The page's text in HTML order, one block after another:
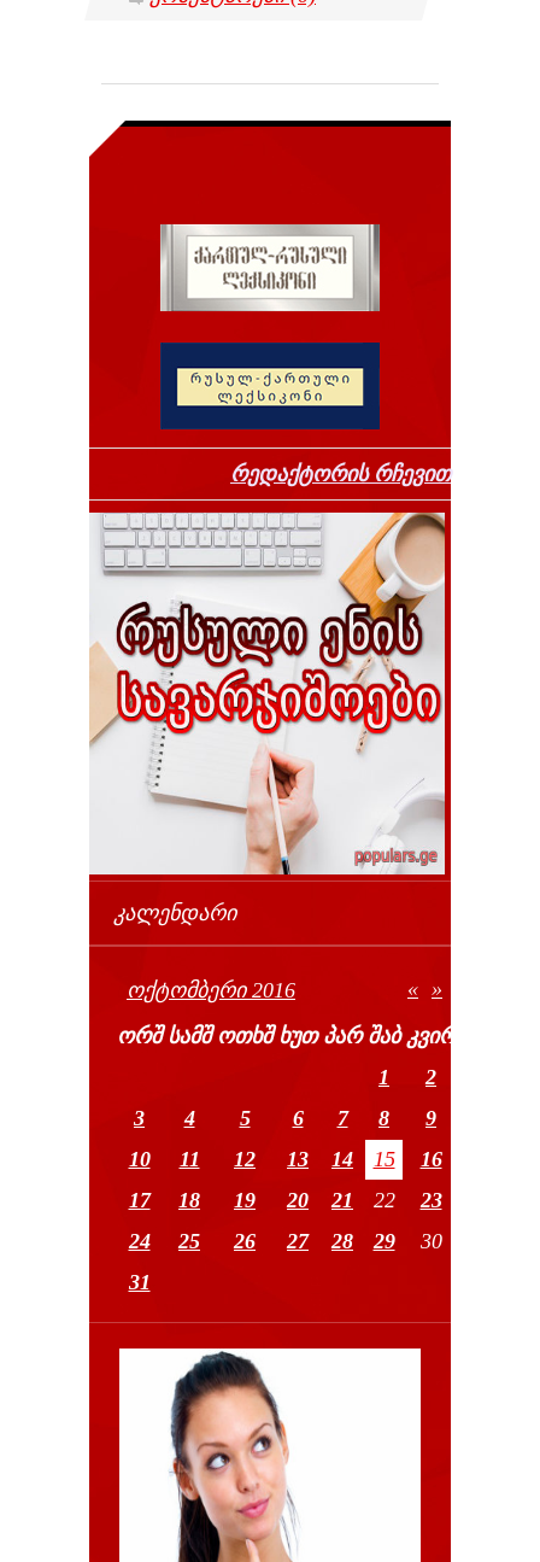
რედაქტორის რჩევით
ᲙᲐᲚᲔᲜᲓᲐᲠᲘ
«
ᲝᲥᲢᲝᲛᲑᲔᲠᲘ 2016
»
ᲝᲠᲨ ᲡᲐᲛᲨ ᲝᲗᲮᲨ ᲮᲣᲗ ᲞᲐᲠ ᲨᲐᲑ ᲙᲕᲘᲠ
1
2
3
4 5 6 7 8
9
10
11 12 13 14 15
16
17
18 19 20 21 22
23
24
25 26 27 28 29
30
31